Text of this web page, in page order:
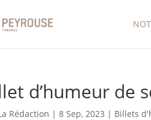
d’humeur de
Rédaction |8 Sep, 2023 | Billets